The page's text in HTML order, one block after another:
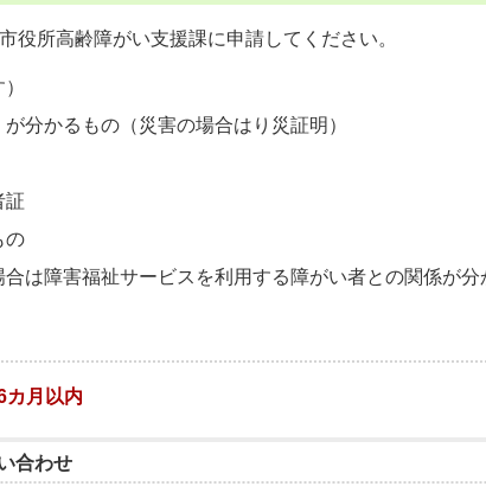
役所高齢障がい支援課に申請してください。
分かるもの（災害の場合はり災証明）
証
の
は障害福祉サービスを利用する障がい者との関係が分
カ月以内
合わせ